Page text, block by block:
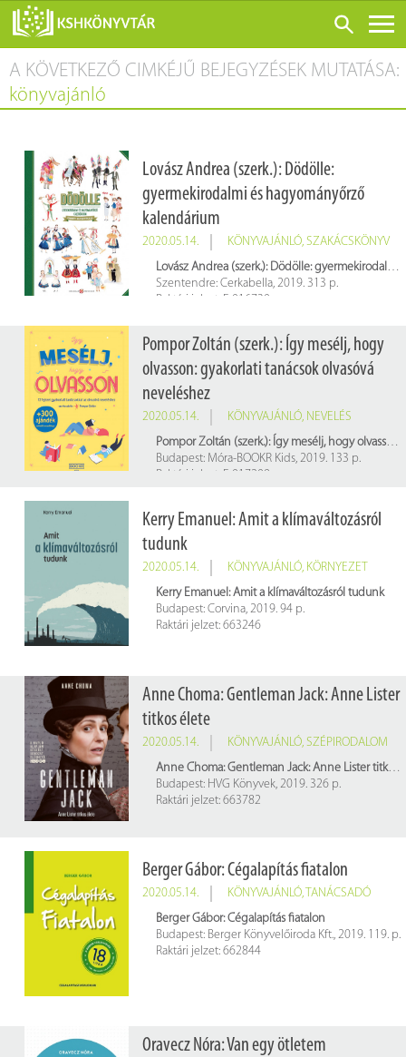
ONLINE KATALÓGUS
RÓLUNK
SZOLGÁLTATÁSOK
KONFERENCIÁK
ADATBÁZISOK
BLOG
A KÖVETKEZŐ CIMKÉJŰ BEJEGYZÉSEK MUTATÁSA:
könyvajánló
Lovász Andrea (szerk.): Dödölle:
gyermekirodalmi és hagyományőrző
kalendárium
2020.05.14. KÖNYVAJÁNLÓ, SZAKÁCSKÖNYV
Lovász Andrea (szerk.): Dödölle: gyermekirodalmi és hagyományőrző kalendárium
Szentendre: Cerkabella, 2019. 313 p.
Raktári jelzet: E 016730
Pompor Zoltán (szerk.): Így mesélj, hogy
olvasson: gyakorlati tanácsok olvasóvá
neveléshez
2020.05.14. KÖNYVAJÁNLÓ, NEVELÉS
Pompor Zoltán (szerk.): Így mesélj, hogy olvasson: gyakorlati tanácsok olvasóvá neveléshez
Budapest: Móra-BOOKR Kids, 2019. 133 p.
Raktári jelzet: E 017209
Kerry Emanuel: Amit a klímaváltozásról
tudunk
2020.05.14. KÖNYVAJÁNLÓ, KÖRNYEZET
Kerry Emanuel: Amit a klímaváltozásról tudunk
Budapest: Corvina, 2019. 94 p.
Raktári jelzet: 663246
Anne Choma: Gentleman Jack: Anne Lister
titkos élete
2020.05.14. KÖNYVAJÁNLÓ, SZÉPIRODALOM
Anne Choma: Gentleman Jack: Anne Lister titkos élete
Budapest: HVG Könyvek, 2019. 326 p.
Raktári jelzet: 663782
Berger Gábor: Cégalapítás fiatalon
2020.05.14. KÖNYVAJÁNLÓ,TANÁCSADÓ
Berger Gábor: Cégalapítás fiatalon
Budapest: Berger Könyvelőiroda Kft., 2019. 119. p.
Raktári jelzet: 662844
Oravecz Nóra: Van egy ötletem